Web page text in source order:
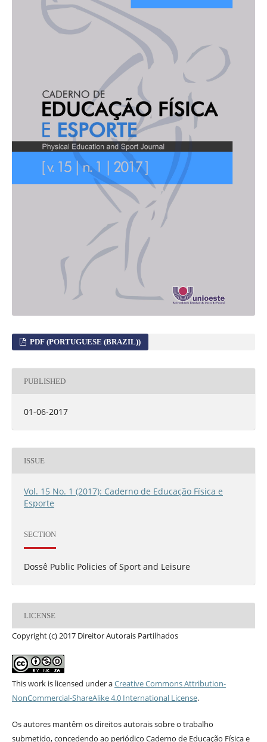
PDF (PORTUGUESE (BRAZIL))
PUBLISHED
01-06-2017
ISSUE
Vol. 15 No. 1 (2017): Caderno de Educação Física e
Esporte
SECTION
Dossê Public Policies of Sport and Leisure
LICENSE
Copyright (c) 2017 Direitor Autorais Partilhados
This work is licensed under aCreative Commons Attribution-
NonCommercial-ShareAlike 4.0 International License.
Os autores mantêm os direitos autorais sobre o trabalho
submetido, concedendo ao periódico Caderno de Educação Física e